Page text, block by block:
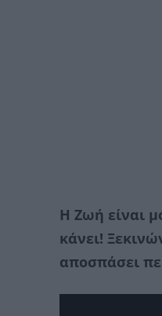
Η Ζωή είναι
κάνει!
αποσπάσει